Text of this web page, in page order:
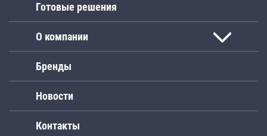
Готовые решения
О компании
Бренды
Новости
Контакты